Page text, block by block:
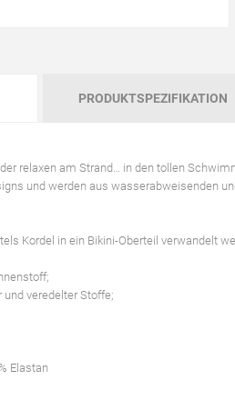
PRODUKTSPEZIFIKATION
relaxen am Strand… in den tollen
und werden aus wasserabweisenden
Kordel in ein Bikini-Oberteil verwandelt
und veredelter Stoffe;
Elastan